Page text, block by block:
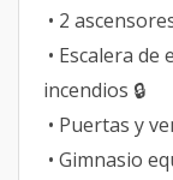
• 2
• Escalera
incendios 🔒
• Puertas y
• Gimnasio